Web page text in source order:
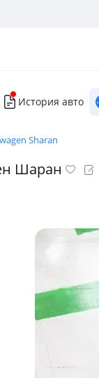
История авто
Sharan
Шаран